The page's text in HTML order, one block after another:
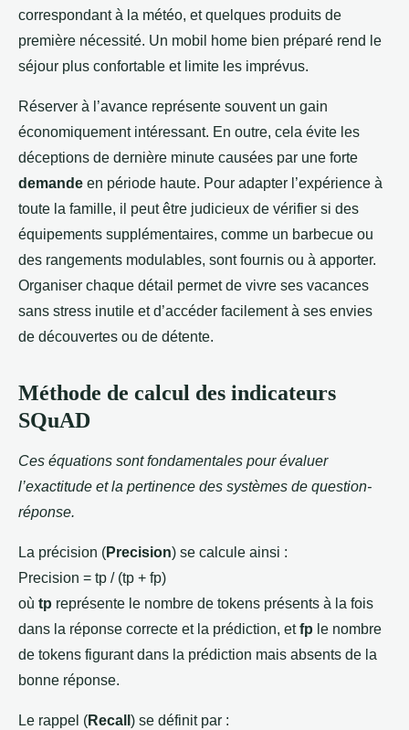
correspondant à la météo, et quelques produits de
première nécessité. Un mobil home bien préparé rend le
séjour plus confortable et limite les imprévus.
Réserver à l’avance représente souvent un gain
économiquement intéressant. En outre, cela évite les
déceptions de dernière minute causées par une forte
demande en période haute. Pour adapter l’expérience à
toute la famille, il peut être judicieux de vérifier si des
équipements supplémentaires, comme un barbecue ou
des rangements modulables, sont fournis ou à apporter.
Organiser chaque détail permet de vivre ses vacances
sans stress inutile et d’accéder facilement à ses envies
de découvertes ou de détente.
Méthode de calcul des indicateurs
SQuAD
Ces équations sont fondamentales pour évaluer
l’exactitude et la pertinence des systèmes de question-
réponse.
La précision (Precision) se calcule ainsi :
Precision = tp / (tp + fp)
où tp représente le nombre de tokens présents à la fois
dans la réponse correcte et la prédiction, etfp le nombre
de tokens figurant dans la prédiction mais absents de la
bonne réponse.
Le rappel (Recall ) se définit par :